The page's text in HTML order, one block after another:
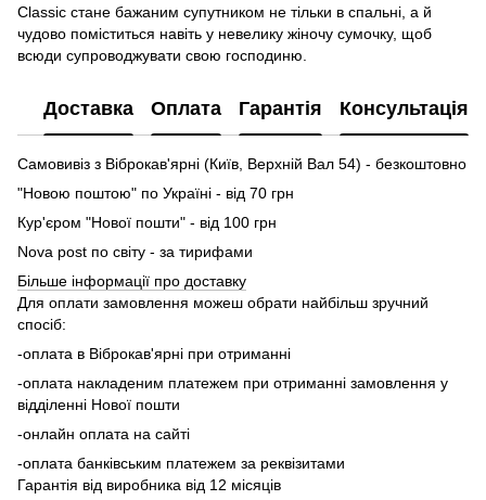
Classic стане бажаним супутником не тільки в спальні, а й
чудово поміститься навіть у невелику жіночу сумочку, щоб
всюди супроводжувати свою господиню.
Доставка Оплата Гарантія Консультація
Самовивіз з Віброкав'ярні (Київ, Верхній Вал 54) - безкоштовно
"Новою поштою" по Україні - від 70 грн
Кур'єром "Нової пошти" - від 100 грн
Nova post по світу - за тирифами
Більше інформації про доставку
Для оплати замовлення можеш обрати найбільш зручний
спосіб:
-оплата в Віброкав'ярні при отриманні
-оплата накладеним платежем при отриманні замовлення у
відділенні Нової пошти
-онлайн оплата на сайті
-оплата банківським платежем за реквізитами
Гарантія від виробника від 12 місяців